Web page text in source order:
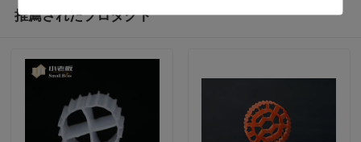
推薦されたプロダクト